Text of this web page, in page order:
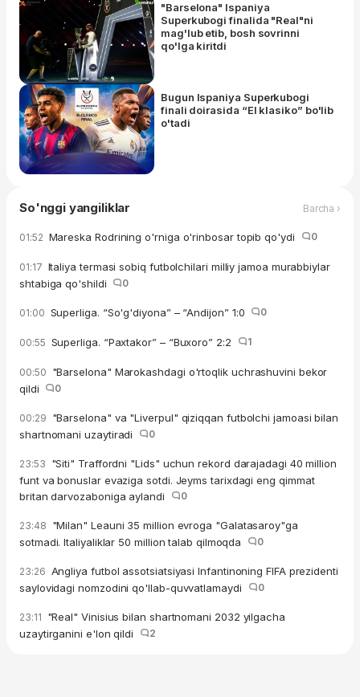
"Barselona" Ispaniya
Superkubogi finalida "Real"ni
mag'lub etib, bosh sovrinni
qo'lga kiritdi
Bugun Ispaniya Superkubogi
finali doirasida “El klasiko” bo'lib
o'tadi
So'nggi yangiliklar Barcha ›
01:52 Mareska Rodrining o'rniga o'rinbosar topib qo'ydi 0
01:17 Italiya termasi sobiq futbolchilari milliy jamoa murabbiylar
shtabiga qo'shildi
0
01:00 Superliga. “So'g'diyona” – “Andijon” 1:0 0
00:55 Superliga. “Paxtakor” – “Buxoro” 2:2 1
00:50 "Barselona" Marokashdagi o'rtoqlik uchrashuvini bekor
qildi
0
00:29 "Barselona" va "Liverpul" qiziqqan futbolchi jamoasi bilan
shartnomani uzaytiradi
0
23:53 "Siti" Traffordni "Lids" uchun rekord darajadagi 40 million
funt va bonuslar evaziga sotdi. Jeyms tarixdagi eng qimmat
britan darvozaboniga aylandi
0
23:48 "Milan" Leauni 35 million evroga "Galatasaroy"ga
sotmadi. Italiyaliklar 50 million talab qilmoqda
0
23:26 Angliya futbol assotsiatsiyasi Infantinoning FIFA prezidenti
saylovidagi nomzodini qo'llab-quvvatlamaydi
0
23:11 "Real" Vinisius bilan shartnomani 2032 yilgacha
uzaytirganini e'lon qildi
2